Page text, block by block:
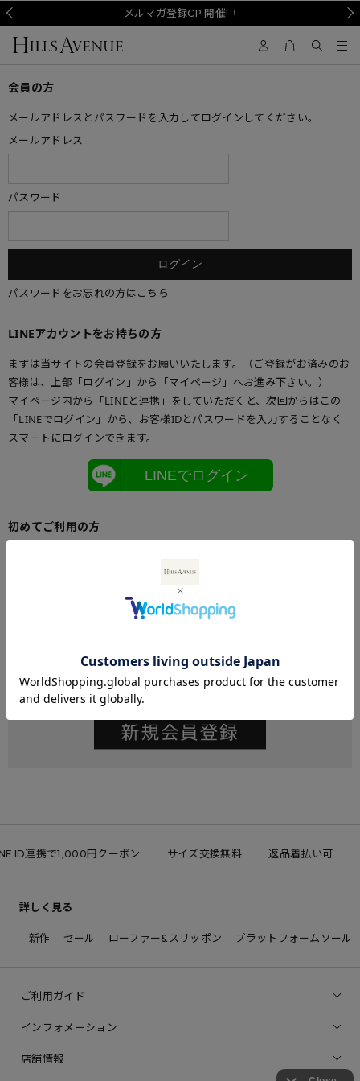
メルマガ登録CP 開催中
会員の方
メールアドレスとパスワードを入力してログインしてください。
メールアドレス
パスワード
パスワードをお忘れの方はこちら
LINEアカウントをお持ちの方
まずは当サイトの会員登録をお願いいたします。（ご登録がお済みのお
客様は、上部「ログイン」から「マイページ」へお進み下さい。）
マイページ内から「LINEと連携」をしていただくと、次回からはこの
「LINEでログイン」から、お客様IDとパスワードを入力することなく
スマートにログインできます。
LINEでログイン
初めてご利用の方
メールアドレスとパスワードを登録しておくと便利にお買い物ができる
ID連携で1,000円クーポン サイズ交換無料 返品着払い可
詳しく見る
新作 セール ローファー&スリッポン プラットフォームソール
ご利用ガイド
インフォメーション
店舗情報